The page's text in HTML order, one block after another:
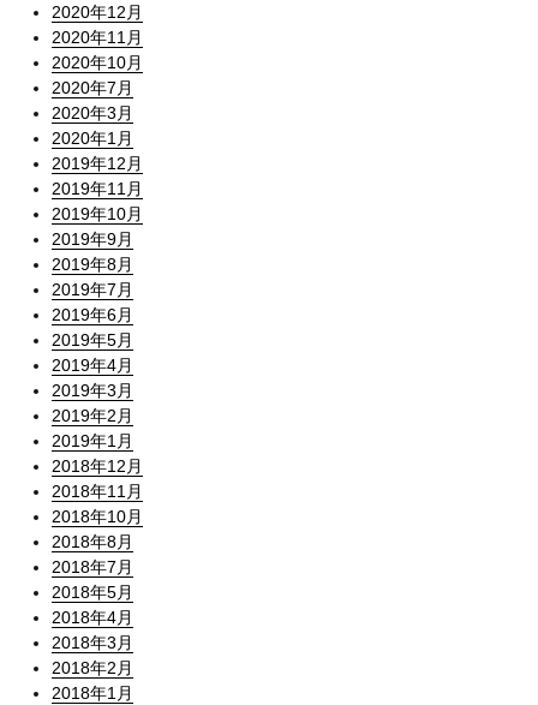
2020年12月
2020年11月
2020年10月
2020年7月
2020年3月
2020年1月
2019年12月
2019年11月
2019年10月
2019年9月
2019年8月
2019年7月
2019年6月
2019年5月
2019年4月
2019年3月
2019年2月
2019年1月
2018年12月
2018年11月
2018年10月
2018年8月
2018年7月
2018年5月
2018年4月
2018年3月
2018年2月
2018年1月